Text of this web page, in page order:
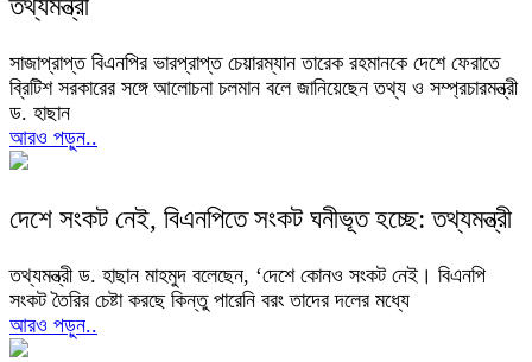
তথ্যমন্ত্রী
সাজাপ্রাপ্ত বিএনপির ভারপ্রাপ্ত চেয়ারম্যান তারেক রহমানকে দেশে ফেরাতে
ব্রিটিশ সরকারের সঙ্গে আলোচনা চলমান বলে জানিয়েছেন তথ্য ও সম্প্রচারমন্ত্রী
ড. হাছান
আরও পড়ুন..
দেশে সংকট নেই, বিএনপিতে সংকট ঘনীভূত হচ্ছে: তথ্যমন্ত্রী
তথ্যমন্ত্রী ড. হাছান মাহমুদ বলেছেন, ‘দেশে কোনও সংকট নেই। বিএনপি
সংকট তৈরির চেষ্টা করছে কিন্তু পারেনি বরং তাদের দলের মধ্যে
আরও পড়ুন..